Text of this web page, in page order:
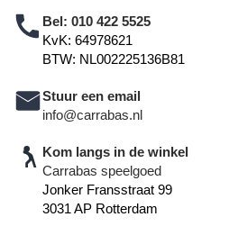
Bel: 010 422 5525
KvK: 64978621
BTW: NL002225136B81
Stuur een email
info@carrabas.nl
Kom langs in de winkel
Carrabas speelgoed
Jonker Fransstraat 99
3031 AP Rotterdam